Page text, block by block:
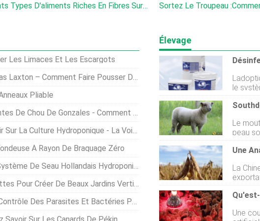
Étude :effets De Différents Types D'aliments Riches En Fibres Sur Le Bien-Être Des Poulettes Reproductrices De Chair Sortez Le Troupeau :comment Les
Les Limaces Et Les Escargots
Comment Faire Pousser Des Pois Thomas Laxton
Pliable
- Comment Faire Pousser Du Chou De Gonzales
- La Voie De L'eau Pour Faire Pousser Des Plantes
À Rayon De Braquage Zéro
De Seau Hollandais Hydroponique Simple
Pour Créer De Beaux Jardins Verticaux
Parasites Et Bactéries Pathogènes Par Irradiation UV
Élevage
le
cycles
au fil
dun fin
des
Le
peau
toutes
lune
de
dans le
son
La
de la
a
Une